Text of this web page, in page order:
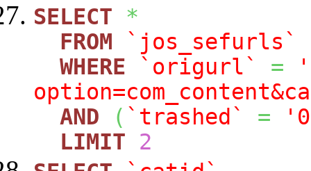
SELECT
*
FROM
`jos_sefurls`
WHERE
`origurl` =
AND
( `trashed` =
LIMIT
2